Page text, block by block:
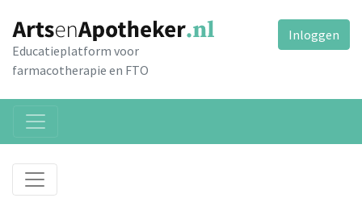
Educatieplatform voor
farmacotherapie en FTO
Inloggen